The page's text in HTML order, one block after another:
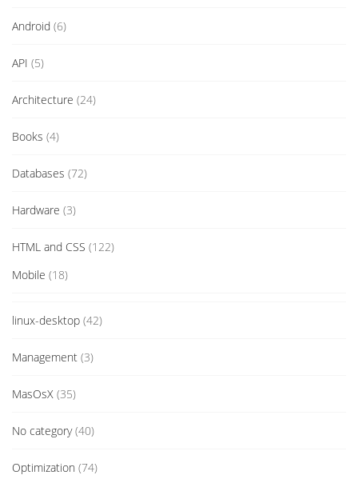
Android (6)
API (5)
Architecture (24)
Books (4)
Databases (72)
Hardware (3)
HTML and CSS (122)
Mobile (18)
linux-desktop (42)
Management (3)
MasOsX (35)
No category(40)
Optimization (74)